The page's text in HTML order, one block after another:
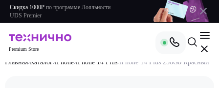
Скидка 1000₽ по программе Лояльности
UDS Premier
Premium Store
Главная Каталог iPhone iPhone 14 Plus iPhone 14 Plus 256Gb Красный